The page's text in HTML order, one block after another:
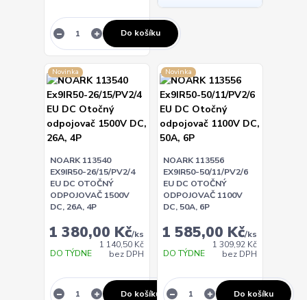
Do košíku
Novinka
NOARK 113540
EX9IR50-26/15/PV2/4
EU DC OTOČNÝ
ODPOJOVAČ 1500V
DC, 26A, 4P
1 380,00 Kč/ks
1 140,50 Kč
bez DPH
DO TÝDNE
Do košíku
Novinka
NOARK 113556
EX9IR50-50/11/PV2/6
EU DC OTOČNÝ
ODPOJOVAČ 1100V
DC, 50A, 6P
1 585,00 Kč/ks
1 309,92 Kč
bez DPH
DO TÝDNE
Do košíku